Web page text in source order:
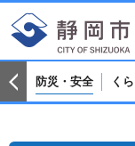
防災・安全 く